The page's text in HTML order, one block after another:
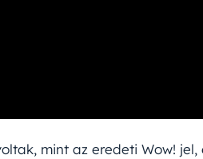
mint az eredeti Wow! jel,